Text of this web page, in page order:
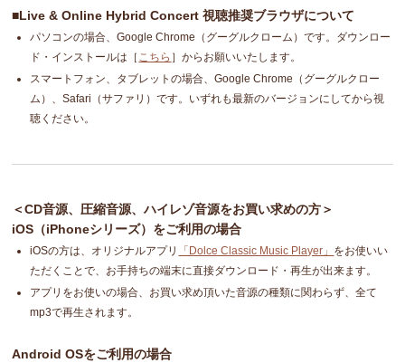
■Live & Online Hybrid Concert 視聴推奨ブラウザについて
パソコンの場合、Google Chrome（グーグルクローム）です。ダウンロー
ド・インストールは［ こちら ］からお願いいたします。
スマートフォン、タブレットの場合、Google Chrome（グーグルクロー
ム）、Safari（サファリ）です。いずれも最新のバージョンにしてから視
聴ください。
＜CD音源、圧縮音源、ハイレゾ音源をお買い求めの方＞
iOS（iPhoneシリーズ）をご利用の場合
iOSの方は、オリジナルアプリ 「Dolce Classic Music Player」 をお使いい
ただくことで、お手持ちの端末に直接ダウンロード・再生が出来ます。
アプリをお使いの場合、お買い求め頂いた音源の種類に関わらず、全て
mp3で再生されます。
Android OSをご利用の場合